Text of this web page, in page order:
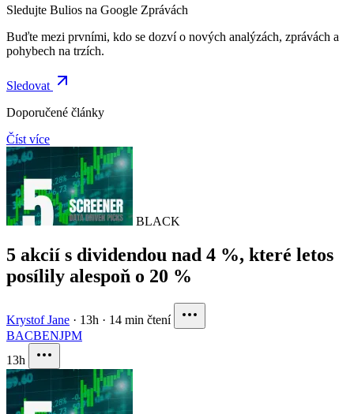
Sledujte Bulios na Google Zprávách
Buďte mezi prvními, kdo se dozví o nových analýzách, zprávách a
pohybech na trzích.
Sledovat
Doporučené články
Číst více
BLACK
5 akcií s dividendou nad 4 %, které letos
posílily alespoň o 20 %
Krystof Jane · 13h · 14 min čtení
BACBENJPM
13h